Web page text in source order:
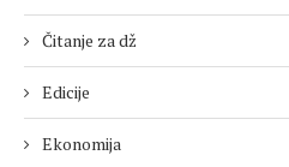
Čitanje za dž
Edicije
Ekonomija